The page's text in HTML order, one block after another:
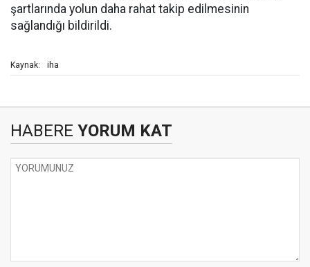
şartlarında yolun daha rahat takip edilmesinin
sağlandığı bildirildi.
Kaynak: iha
HABERE YORUM KAT